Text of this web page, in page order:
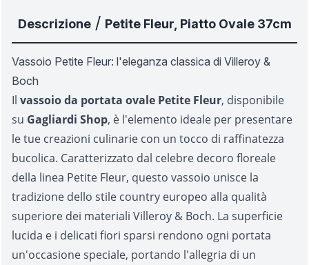
Descrizione/ Petite Fleur, Piatto Ovale 37cm
Vassoio Petite Fleur: l'eleganza classica di Villeroy &
Boch
Ilvassoio da portata ovale Petite Fleur, disponibile
su Gagliardi Shop, è l'elemento ideale per presentare
le tue creazioni culinarie con un tocco di raffinatezza
bucolica. Caratterizzato dal celebre decoro floreale
della linea Petite Fleur, questo vassoio unisce la
tradizione dello stile country europeo alla qualità
superiore dei materiali Villeroy & Boch. La superficie
lucida e i delicati fiori sparsi rendono ogni portata
un'occasione speciale, portando l'allegria di un